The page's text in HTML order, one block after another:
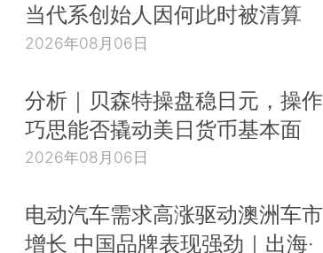
当代系创始人因何此时被清算
2026年08月06日
分析｜贝森特操盘稳日元，操作
巧思能否撬动美日货币基本面
2026年08月06日
电动汽车需求高涨驱动澳洲车市
增长 中国品牌表现强劲｜出海·